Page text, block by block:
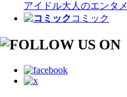
アイドル大人のエンタメ
コミック